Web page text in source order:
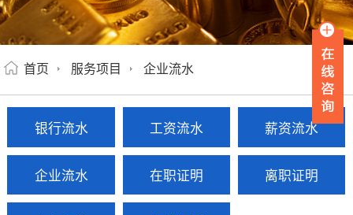
首页 服务项目 企业流水
银行流水 工资流水 薪资流水
企业流水 在职证明 离职证明